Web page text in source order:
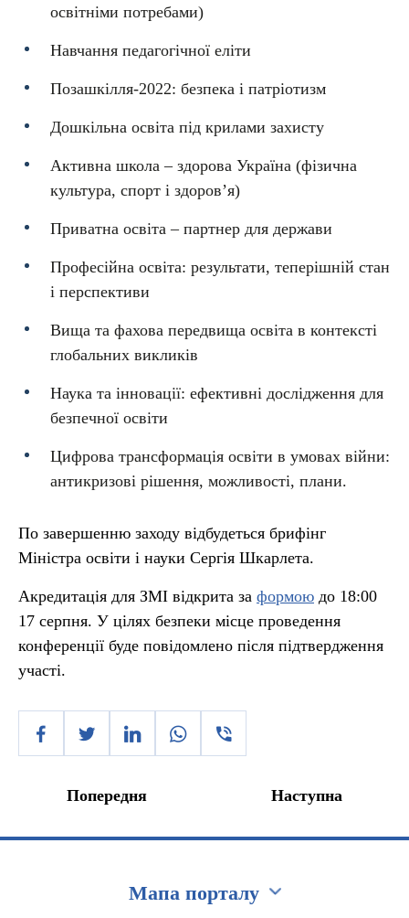
освітніми потребами)
Навчання педагогічної еліти
Позашкілля-2022: безпека і патріотизм
Дошкільна освіта під крилами захисту
Активна школа – здорова Україна (фізична
культура, спорт і здоров’я)
Приватна освіта – партнер для держави
Професійна освіта: результати, теперішній стан
і перспективи
Вища та фахова передвища освіта в контексті
глобальних викликів
Наука та інновації: ефективні дослідження для
безпечної освіти
Цифрова трансформація освіти в умовах війни:
антикризові рішення, можливості, плани.
По завершенню заходу відбудеться брифінг
Міністра освіти і науки Сергія Шкарлета.
Акредитація для ЗМІ відкрита за формою до 18:00
17 серпня. У цілях безпеки місце проведення
конференції буде повідомлено після підтвердження
участі.
Попередня Наступна
Мапа порталу